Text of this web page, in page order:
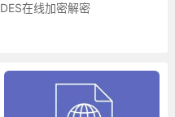
DES在线加密解密